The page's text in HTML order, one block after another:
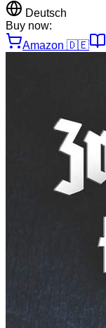
Deutsch
Buy now:
Amazon 🇩🇪